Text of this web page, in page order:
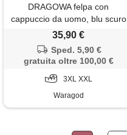
DRAGOWA felpa con
cappuccio da uomo, blu scuro
320g/m2,
35,90 €
Sped. 5,90 €
gratuita oltre 100,00 €
3XL XXL
Waragod